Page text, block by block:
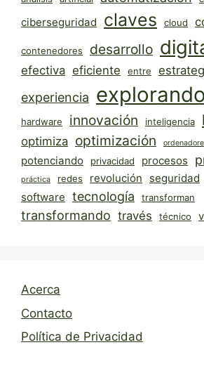
ciberseguridad claves cloud
contenedores desarrollo
efectiva eficiente entre
experiencia explorando
hardware innovación inteligencia
optimiza optimización
potenciando privacidad procesos
práctica redes revolución seguridad
software tecnología transforman
transformando través técnico
Acerca
Contacto
Política de Privacidad